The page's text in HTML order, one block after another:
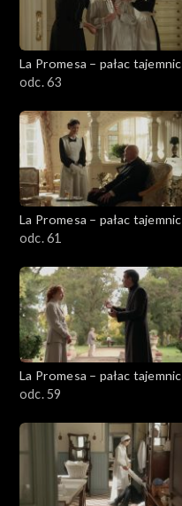
La Promesa – pałac tajemnic
odc. 63
La Promesa – pałac tajemnic
odc. 61
La Promesa – pałac tajemnic
odc. 59